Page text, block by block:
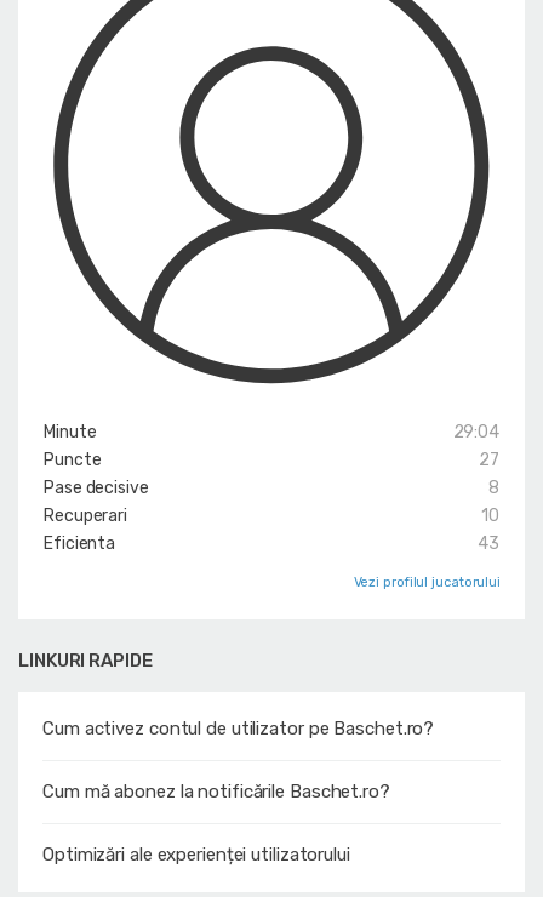
Minute
29:04
Puncte
27
Pase decisive
8
Recuperari
10
Eficienta
43
Vezi profilul jucatorului
LINKURI RAPIDE
Cum activez contul de utilizator pe Baschet.ro?
Cum mă abonez la notificările Baschet.ro?
Optimizări ale experienței utilizatorului